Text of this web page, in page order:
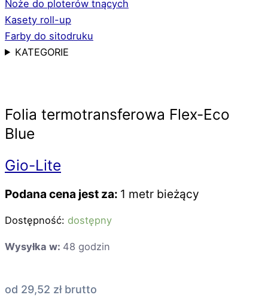
Noże do ploterów tnących
Kasety roll-up
Farby do sitodruku
KATEGORIE
Folia termotransferowa Flex-Eco
Blue
Gio-Lite
Podana cena jest za: 1 metr bieżący
Dostępność: dostępny
Wysyłka w: 48 godzin
od 29,52 złbrutto